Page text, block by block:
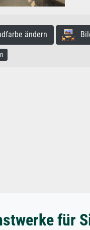
ändern Bild
für